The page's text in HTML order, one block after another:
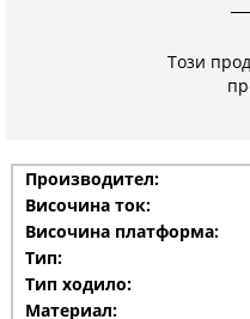
Този
Производител:
Височина ток:
Височина платформа:
Тип:
Тип ходило:
Материал: